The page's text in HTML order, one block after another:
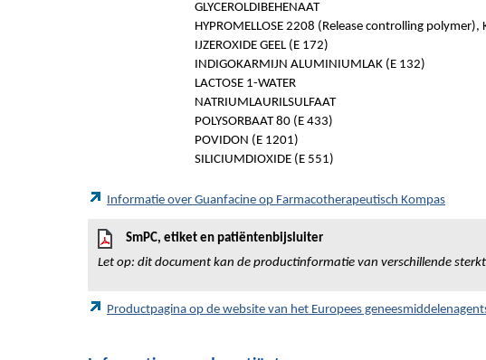
GLYCEROLDIBEHENAAT
HYPROMELLOSE 2208 (Release controlling polymer),
IJZEROXIDE GEEL (E 172)
INDIGOKARMIJN ALUMINIUMLAK (E 132)
LACTOSE 1-WATER
NATRIUMLAURILSULFAAT
POLYSORBAAT 80 (E 433)
POVIDON (E 1201)
SILICIUMDIOXIDE (E 551)
Informatie over Guanfacine op Farmacotherapeutisch Kompas
SmPC, etiket en patiëntenbijsluiter
Let op: dit document kan de productinformatie van verschillende
Productpagina op de website van het Europees